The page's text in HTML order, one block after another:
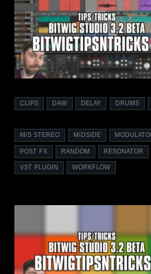
CLIPS DAW DELAY DRUMS
M/S STEREO MIDSIDE
POST FX RANDOM RESONATOR
VST PLUGIN WORKFLOW